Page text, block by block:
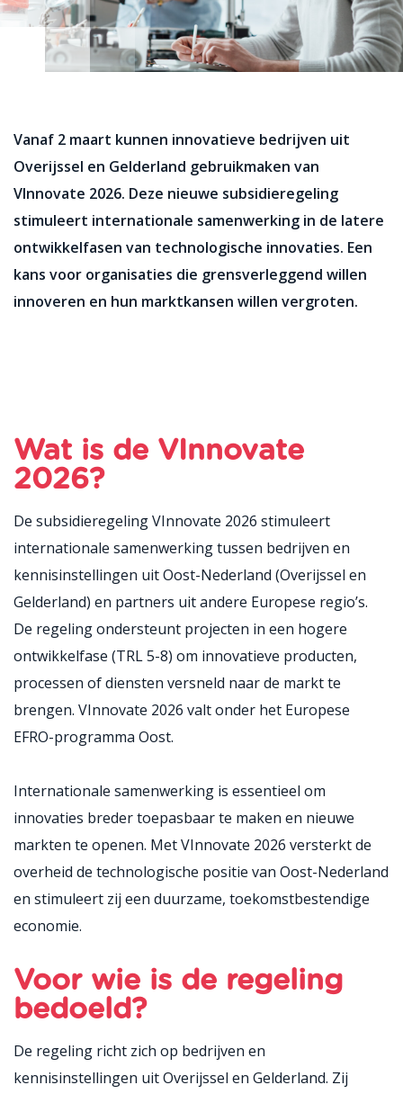
Vanaf 2 maart kunnen innovatieve bedrijven uit
Overijssel en Gelderland gebruikmaken van
VInnovate 2026. Deze nieuwe subsidieregeling
stimuleert internationale samenwerking in de latere
ontwikkelfasen van technologische innovaties. Een
kans voor organisaties die grensverleggend willen
innoveren en hun marktkansen willen vergroten.
Wat is de VInnovate
2026?
De subsidieregeling VInnovate 2026 stimuleert
internationale samenwerking tussen bedrijven en
kennisinstellingen uit Oost-Nederland (Overijssel en
Gelderland) en partners uit andere Europese regio’s.
De regeling ondersteunt projecten in een hogere
ontwikkelfase (TRL 5-8) om innovatieve producten,
processen of diensten versneld naar de markt te
brengen. VInnovate 2026 valt onder het Europese
EFRO-programma Oost.
Internationale samenwerking is essentieel om
innovaties breder toepasbaar te maken en nieuwe
markten te openen. Met VInnovate 2026 versterkt de
overheid de technologische positie van Oost-Nederland
en stimuleert zij een duurzame, toekomstbestendige
economie.
Voor wie is de regeling
bedoeld?
De regeling richt zich op bedrijven en
kennisinstellingen uit Overijssel en Gelderland. Zij